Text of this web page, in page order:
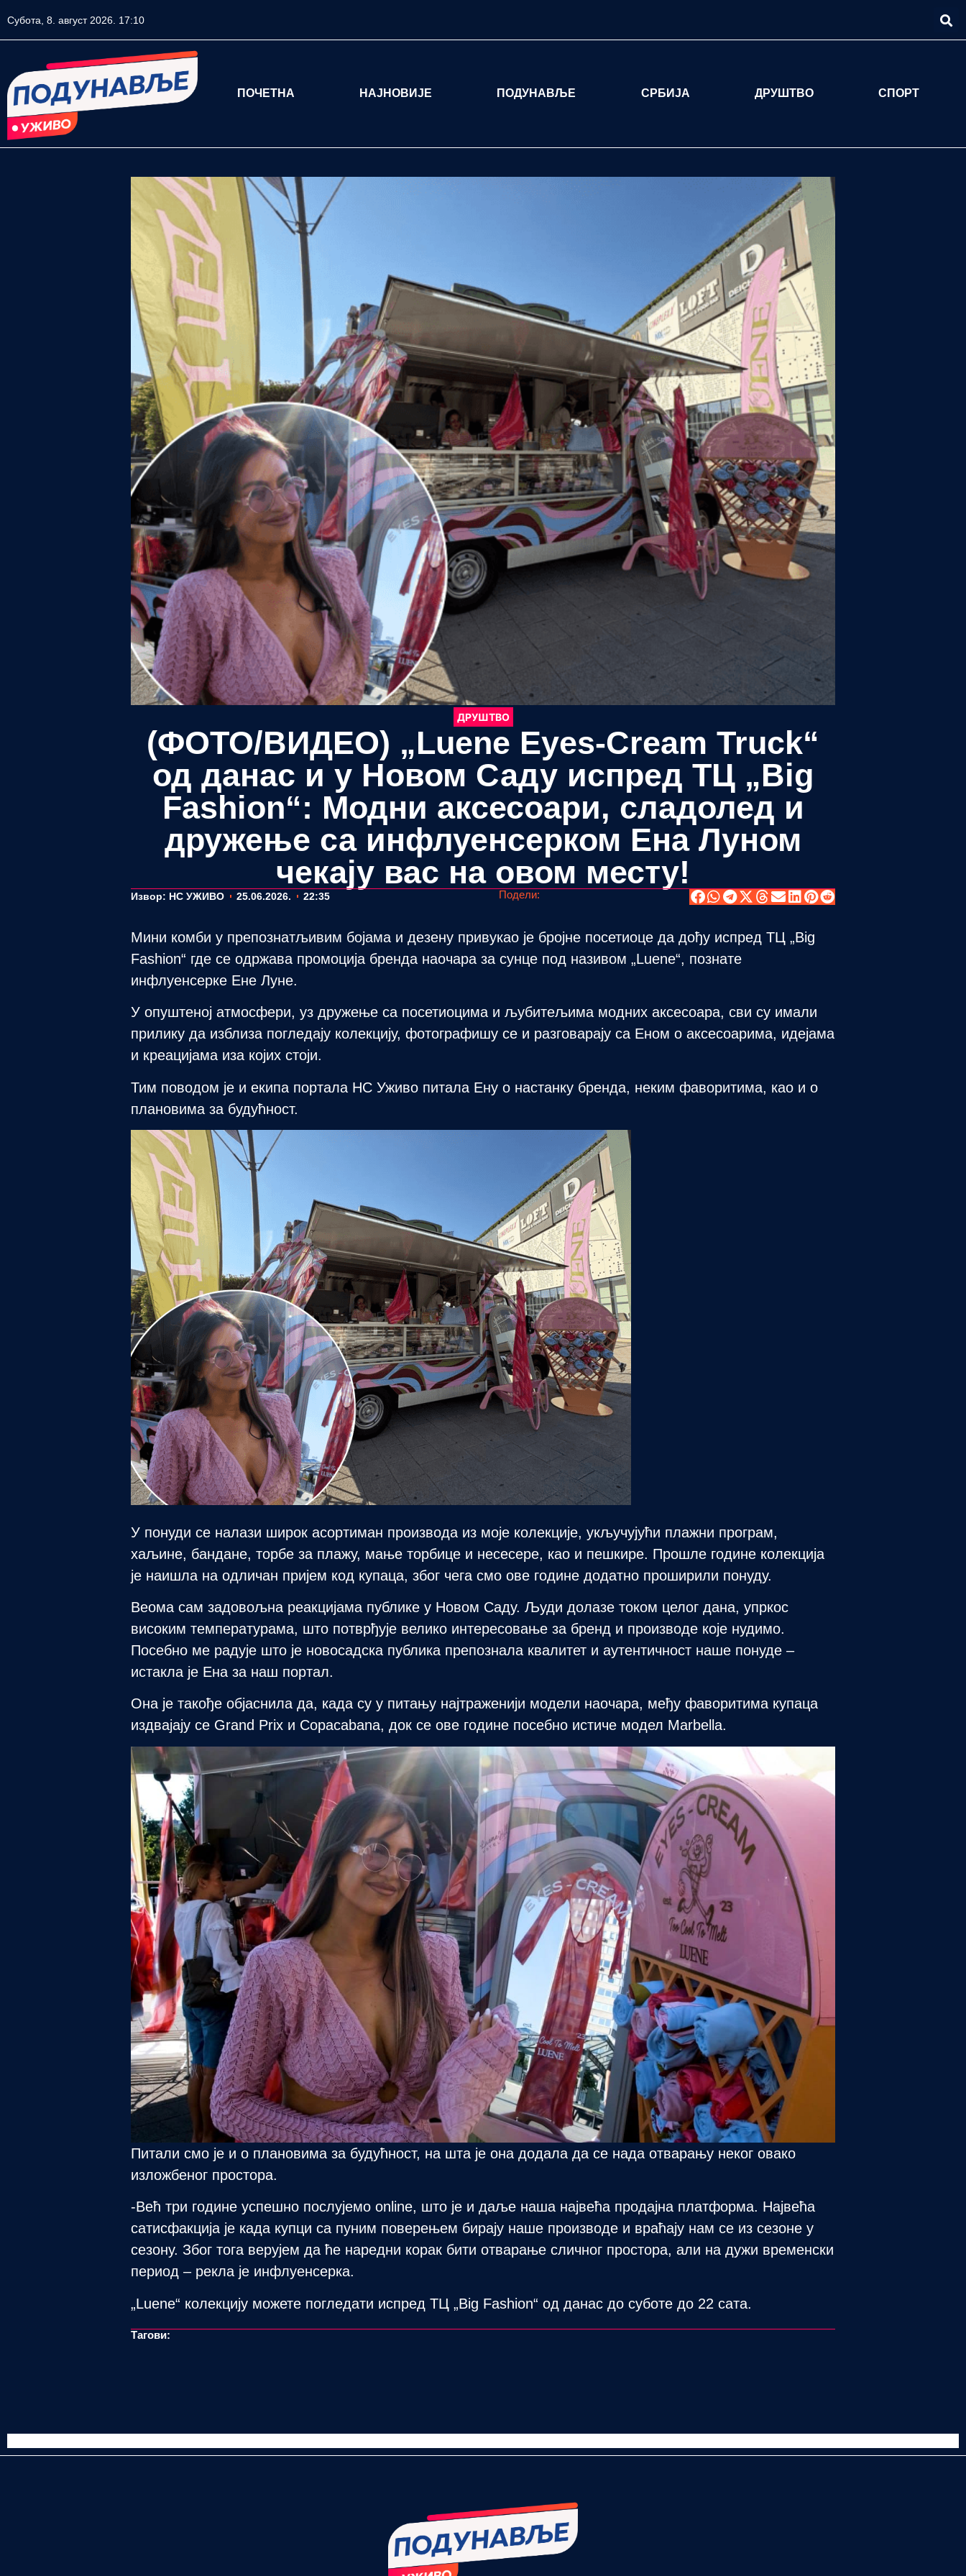
Субота, 8. август 2026. 17:10
ПОЧЕТНА НАЈНОВИЈЕ ПОДУНАВЉЕ СРБИЈА ДРУШТВО СПОРТ
ДРУШТВО
(ФОТО/ВИДЕО) „Luene Eyes-Cream Truck“
од данас и у Новом Саду испред ТЦ „Big
Fashion“: Модни аксесоари, сладолед и
дружење са инфлуенсерком Ена Луном
чекају вас на овом месту!
Извор: НС УЖИВО 25.06.2026. 22:35 Подели:
Мини комби у препознатљивим бојама и дезену привукао је бројне посетиоце да дођу испред ТЦ „Big
Fashion“ где се одржава промоција бренда наочара за сунце под називом „Luene“, познате
инфлуенсерке Ене Луне.
У опуштеној атмосфери, уз дружење са посетиоцима и љубитељима модних аксесоара, сви су имали
прилику да изблиза погледају колекцију, фотографишу се и разговарају са Еном о аксесоарима, идејама
и креацијама иза којих стоји.
Тим поводом је и екипа портала НС Уживо питала Ену о настанку бренда, неким фаворитима, као и о
плановима за будућност.
У понуди се налази широк асортиман производа из моје колекције, укључујући плажни програм,
хаљине, бандане, торбе за плажу, мање торбице и несесере, као и пешкире. Прошле године колекција
је наишла на одличан пријем код купаца, због чега смо ове године додатно проширили понуду.
Веома сам задовољна реакцијама публике у Новом Саду. Људи долазе током целог дана, упркос
високим температурама, што потврђује велико интересовање за бренд и производе које нудимо.
Посебно ме радује што је новосадска публика препознала квалитет и аутентичност наше понуде –
истакла је Ена за наш портал.
Она је такође објаснила да, када су у питању најтраженији модели наочара, међу фаворитима купаца
издвајају се Grand Prix и Copacabana, док се ове године посебно истиче модел Marbella.
Питали смо је и о плановима за будућност, на шта је она додала да се нада отварању неког овако
изложбеног простора.
-Већ три године успешно послујемо online, што је и даље наша највећа продајна платформа. Највећа
сатисфакција је када купци са пуним поверењем бирају наше производе и враћају нам се из сезоне у
сезону. Због тога верујем да ће наредни корак бити отварање сличног простора, али на дужи временски
период – рекла је инфлуенсерка.
„Luene“ колекцију можете погледати испред ТЦ „Big Fashion“ од данас до суботе до 22 сата.
Тагови: